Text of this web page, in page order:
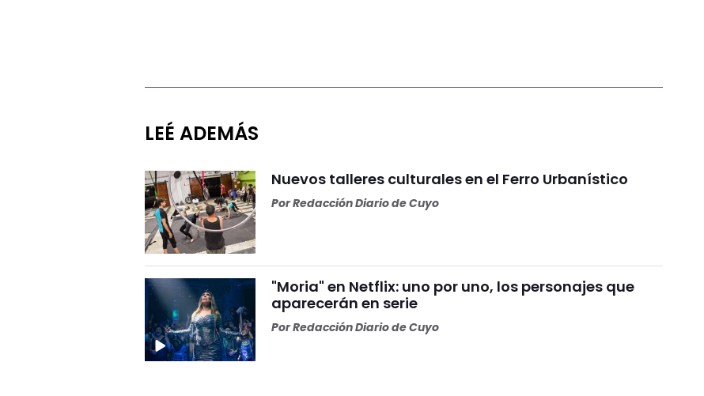
LEÉ ADEMÁS
Nuevos talleres culturales en el Ferro Urbanístico
PorRedacción Diario de Cuyo
"Moria" en Netflix: uno por uno, los personajes que
aparecerán en serie
PorRedacción Diario de Cuyo